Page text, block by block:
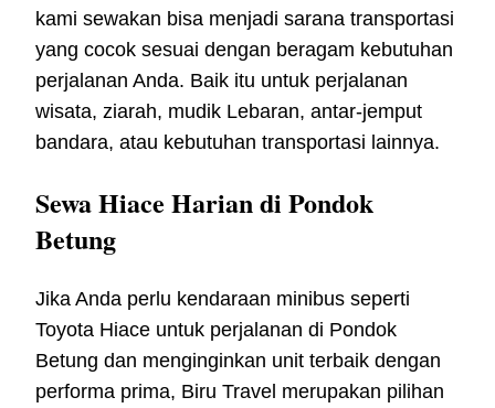
kami sewakan bisa menjadi sarana transportasi
yang cocok sesuai dengan beragam kebutuhan
perjalanan Anda. Baik itu untuk perjalanan
wisata, ziarah, mudik Lebaran, antar-jemput
bandara, atau kebutuhan transportasi lainnya.
Sewa Hiace Harian di Pondok
Betung
Jika Anda perlu kendaraan minibus seperti
Toyota Hiace untuk perjalanan di Pondok
Betung dan menginginkan unit terbaik dengan
performa prima, Biru Travel merupakan pilihan